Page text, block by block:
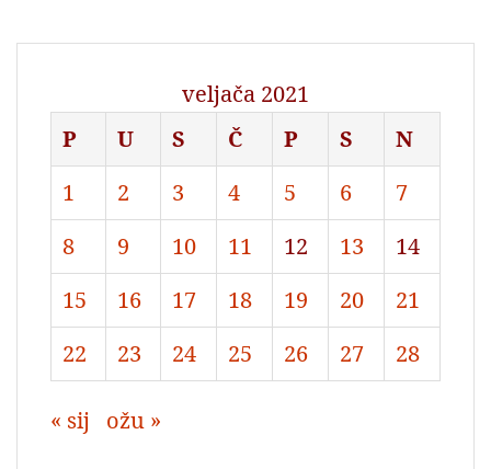
veljača 2021
P
U S Č P S
N
1
2 3 4 5 6
7
8
9 10 11 12 13
14
15
16 17 18 19 20
21
22
23 24 25 26 27 28
« sij ožu »